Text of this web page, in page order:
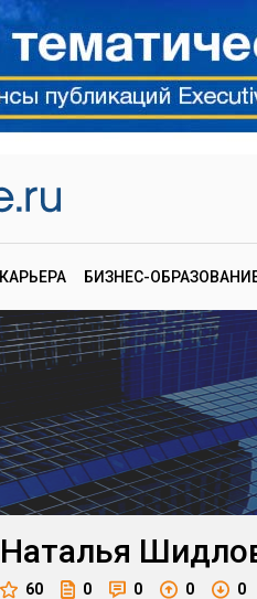
КАРЬЕРА БИЗНЕС-
Наталья
60 0 0 0 0